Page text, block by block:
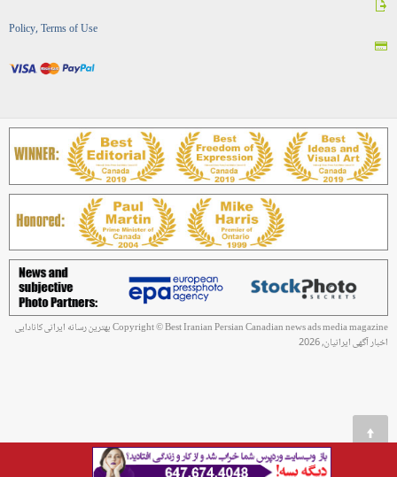
Policy, Terms of Use
Copyright © Best Iranian Persian Canadian news ads media magazine بهترین رسانه ایرانی کانادایی
اخبار آگهی ایرانیان, 2026